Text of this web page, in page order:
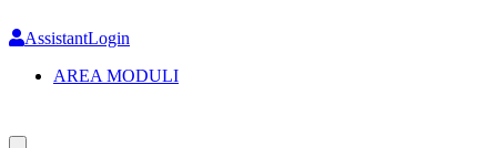
to
content
AssistantLogin
AREA MODULI